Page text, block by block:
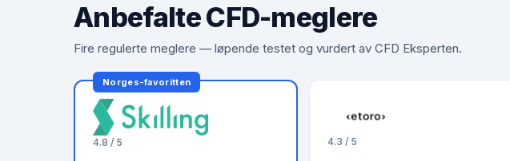
Anbefalte CFD-meglere
Fire regulerte meglere — løpende testet og vurdert av CFD Eksperten.
Norges-favoritten
4.8 / 5 4.3 / 5